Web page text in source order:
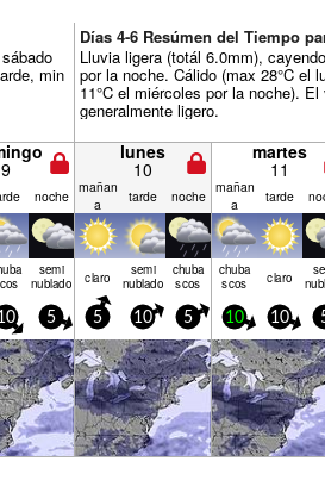
min
Días 4-6 Resúmen del Tiempo
Lluvia ligera (totál 6.0mm),
por la noche. Cálido (max 28°C el
11°C el miércoles por la noche).
generalmente ligero.
9
lunes
10
martes
11
noche mañan
a
tarde noche mañan
a
tarde
semi
nublado claro semi
nublado
chuba
scos
chuba
scos claro
5 5 10 5 10 10